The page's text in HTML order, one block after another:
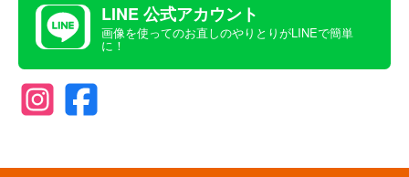
LINE 公式アカウント
画像を使ってのお直しのやりとりがLINEで簡単
に！